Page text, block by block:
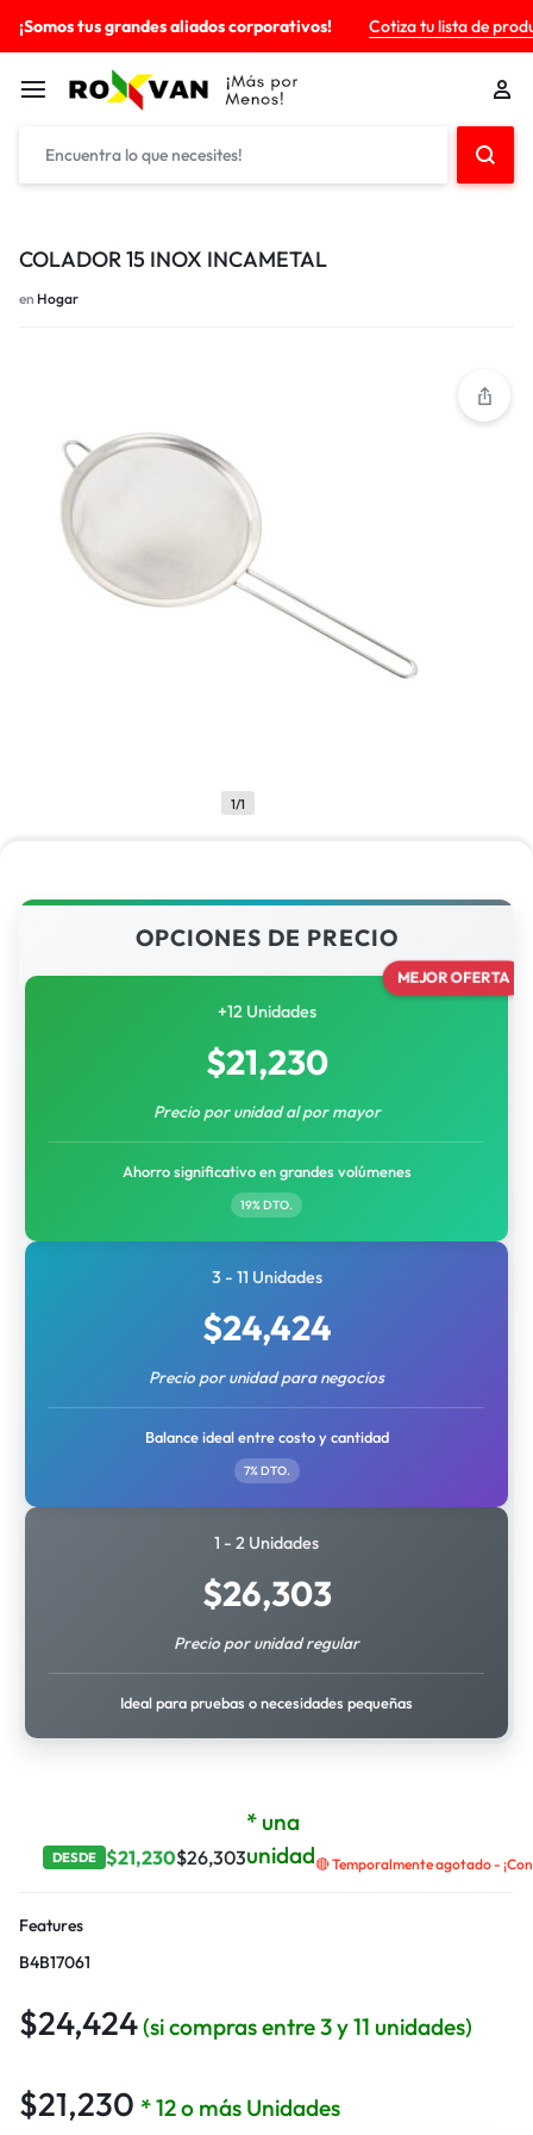
¡Somos tus grandes aliados corporativos! Cotiza tu lista de
COLADOR 15 INOX INCAMETAL
en Hogar
1/1
OPCIONES DE PRECIO
MEJOR OFERTA
+12 Unidades
$21,230
Precio por unidad al por mayor
Ahorro significativo en grandes volúmenes
19% DTO.
3 - 11 Unidades
$24,424
Precio por unidad para negocios
Balance ideal entre costo y cantidad
7% DTO.
1 - 2 Unidades
$26,303
Precio por unidad regular
Ideal para pruebas o necesidades pequeñas
DESDE $21,230$26,303
* una
unidad🔴 Temporalmente agotado -
Features
B4B17061
$24,424(si compras entre 3 y 11 unidades)
$21,230 * 12 o más Unidades